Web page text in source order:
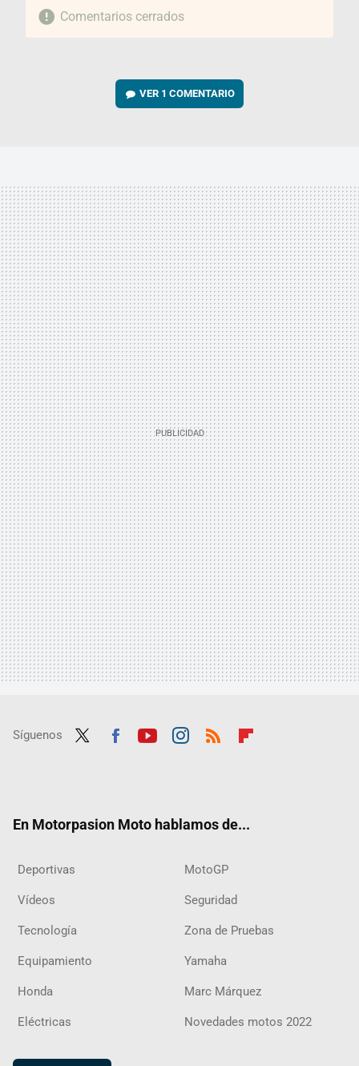
Comentarios cerrados
VER 1 COMENTARIO
Síguenos
En Motorpasion Moto hablamos de...
Deportivas MotoGP
Vídeos Seguridad
Tecnología Zona de Pruebas
Equipamiento Yamaha
Honda Marc Márquez
Eléctricas Novedades motos 2022